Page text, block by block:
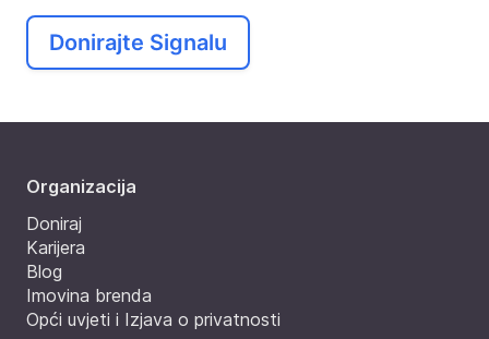
Donirajte Signalu
Organizacija
Doniraj
Karijera
Blog
Imovina brenda
Opći uvjeti i Izjava o privatnosti